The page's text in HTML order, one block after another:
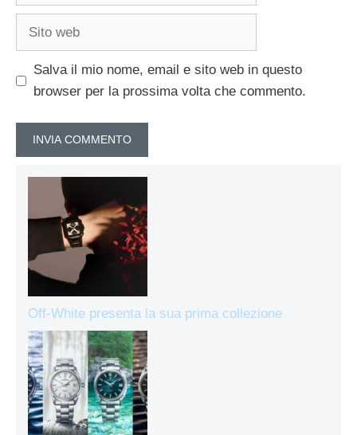
Sito
Salva il mio nome, email e sito web in questo
browser per la prossima volta che commento.
Off-White presenta la sua prima collezione